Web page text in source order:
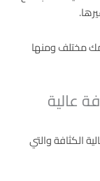
مختلف ومنها
عالية
الكثافة والتي